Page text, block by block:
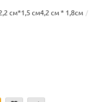
см*1,5 см4,2 см * 1,8см